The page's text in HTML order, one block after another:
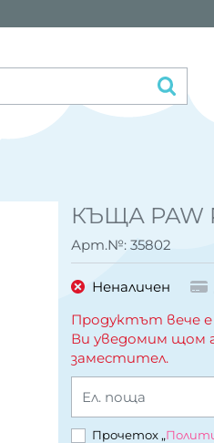
КЪЩА PAW
Арт.№: 35802
Неналичен
Продуктът вече е
Ви уведомим щом
заместител.
Ел. поща
Прочетох „